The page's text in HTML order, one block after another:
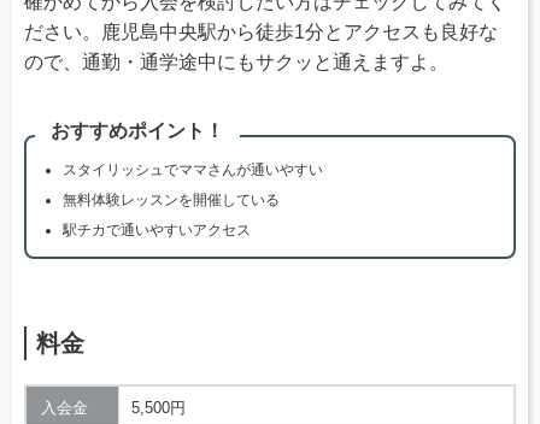
ださい。鹿児島中央駅から徒歩1分とアクセスも良好な
ので、通勤・通学途中にもサクッと通えますよ。
おすすめポイント！
スタイリッシュでママさんが通いやすい
無料体験レッスンを開催している
駅チカで通いやすいアクセス
料金
入会金 5,500円